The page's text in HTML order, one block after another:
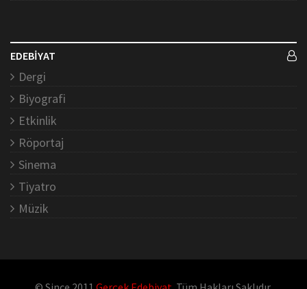
EDEBİYAT
Dergi
Biyografi
Etkinlik
Röportaj
Sinema
Tiyatro
Müzik